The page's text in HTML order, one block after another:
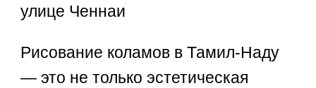
Рисование коламов в Тамил-Наду
— это не только эстетическая